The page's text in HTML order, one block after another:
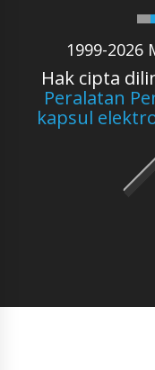
1999-2026
Hak cipta
Peralatan
kapsul